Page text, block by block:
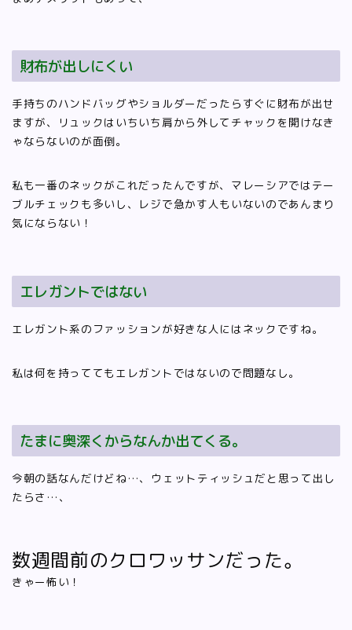
財布が出しにくい
手持ちのハンドバッグやショルダーだったらすぐに財布が出せ
ますが、リュックはいちいち肩から外してチャックを開けなき
ゃならないのが面倒。
私も一番のネックがこれだったんですが、マレーシアではテー
ブルチェックも多いし、レジで急かす人もいないのであんまり
気にならない！
エレガントではない
エレガント系のファッションが好きな人にはネックですね。
私は何を持っててもエレガントではないので問題なし。
たまに奥深くからなんか出てくる。
今朝の話なんだけどね…、ウェットティッシュだと思って出し
たらさ…、
数週間前のクロワッサンだった。
きゃー怖い！